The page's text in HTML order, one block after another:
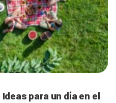
para un día en el